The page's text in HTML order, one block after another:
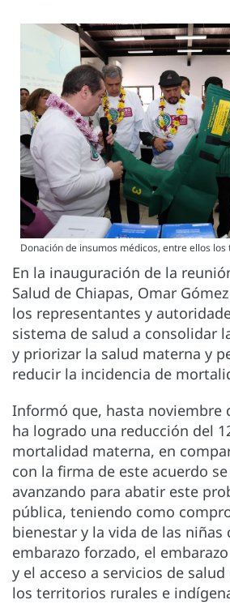
Donación de insumos médicos, entre ellos
En la inauguración de la
Salud de Chiapas, Omar
los representantes y
sistema de salud a consolidar
y priorizar la salud materna y
reducir la incidencia de
Informó que, hasta noviembre
ha logrado una reducción del
mortalidad materna, en
con la firma de este acuerdo
avanzando para abatir este
pública, teniendo como
bienestar y la vida de las niñas
embarazo forzado, el
y el acceso a servicios de
los territorios rurales e